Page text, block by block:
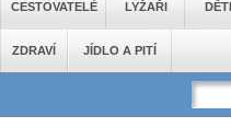
CESTOVATELÉ LYŽAŘI DĚTI
ZDRAVÍ JÍDLO A PITÍ